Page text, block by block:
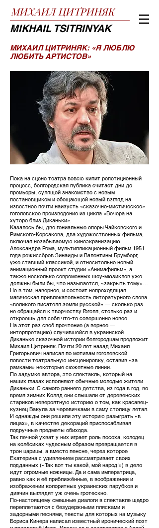
МИХАИЛ ЦИТРИНЯК
MIKHAIL TSITRINYAK
МИХАИЛ ЦИТРИНЯК: «Я ЛЮБЛЮ
ЛЮБИТЬ АРТИСТОВ»
Пока на сцене театра вовсю кипит репетиционный
процесс, белгородская публика считает дни до
премьеры, сулящей знакомство с новым
постановщиком и обещающей новый взгляд на
известное почти наизусть «сказочно-мистическое»
гоголевское произведение из цикла «Вечера на
хуторе близ Диканьки».
Казалось бы, две гениальные оперы Чайковского и
Римского-Корсакова, два художественных фильма,
включая незабываемую киноэкранизацию
Александра Рома, мультипликационный фильм 1951
года режиссёров Зинаиды и Валентины Брумберг,
уже ставший классикой, и относительно новый
анимационный проект студии «Анимафильм», а
также несколько современных шоу-мюзиклов уже
должны были бы, что называется, «закрыть тему»…
Но в том, наверное, и состоит непреходящая
магическая привлекательность литературного слова
«великого писателя земли русской» — сколько раз
не обращайся к творчеству Гоголя, столько раз и
откроешь для себя что-то совершенно новое.
На этот раз своё прочтение (а вернее —
интерпретацию) случившейся в украинской
Диканьке сказочной истории белгородцам предложит
Михаил Цитриняк. Почти 20 лет назад Михаил
Григорьевич написал по мотивам гоголевской
повести театральную инсценировку, оставив «за
рамками» некоторые сюжетные линии.
По задумке автора, это спектакль, который на
наших глазах исполняют обычные молодые жители
Диканьки. С самого раннего детства, из года в год, во
время зимних Коляд они слышали от деревенских
стариков невероятную историю о том, как красавец-
кузнец Вакула за черевичками в саму столицу летал.
И однажды они решили эту историю разыграть «в
лицах», в качестве декораций приспосабливая
подручные предметы обихода.
Так печной ухват у них играет роль посоха, колодец
на колёсиках чудесным образом превращается в
трон царицы, а вместо пенсне, через которое
Екатерина с удивлением рассматривает своих
подданных («Так вот ты какой, мой народ!») в дело
идут огромные ножницы. Да и сама императрица,
равно как и её приближённые, в воображении и
изображении колоритных украинских парубков и
дивчин выглядят уж очень гротескно.
По-настоящему смешные диалоги в спектакле щедро
переплетаются с безудержными плясками и
задорными песнями, тексты для которых на музыку
Бориса Кинера написал известный иронический поэт